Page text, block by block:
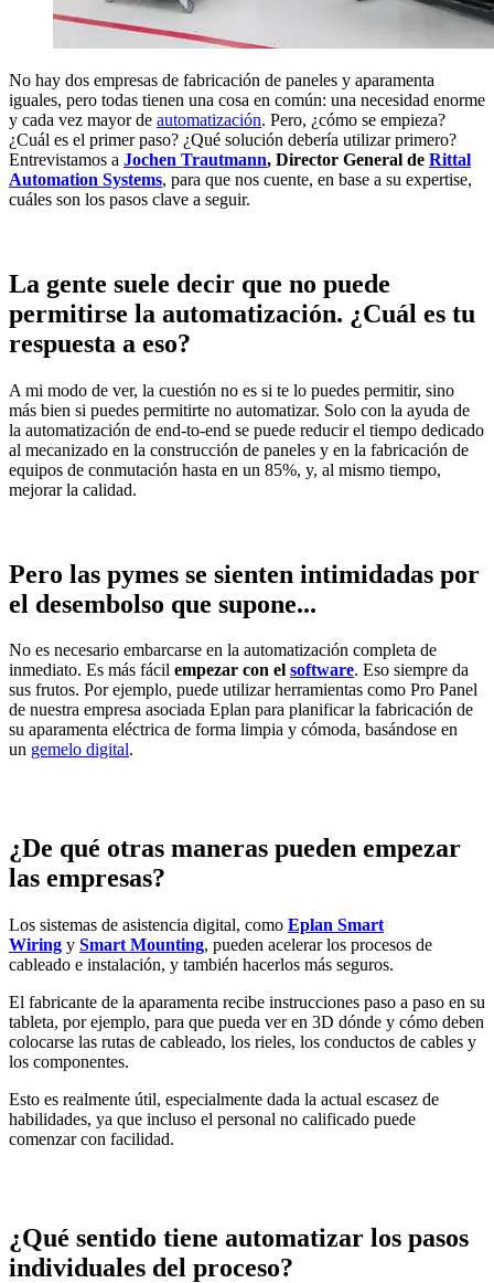
No hay dos empresas de fabricación de paneles y aparamenta
iguales, pero todas tienen una cosa en común: una necesidad enorme
y cada vez mayor de automatización. Pero, ¿cómo se empieza?
¿Cuál es el primer paso? ¿Qué solución debería utilizar primero?
Entrevistamos a Jochen Trautmann, Director General de Rittal
Automation Systems, para que nos cuente, en base a su expertise,
cuáles son los pasos clave a seguir.
La gente suele decir que no puede
permitirse la automatización. ¿Cuál es tu
respuesta a eso?
A mi modo de ver, la cuestión no es si te lo puedes permitir, sino
más bien si puedes permitirte no automatizar. Solo con la ayuda de
la automatización de end-to-end se puede reducir el tiempo dedicado
al mecanizado en la construcción de paneles y en la fabricación de
equipos de conmutación hasta en un 85%, y, al mismo tiempo,
mejorar la calidad.
Pero las pymes se sienten intimidadas por
el desembolso que supone...
No es necesario embarcarse en la automatización completa de
inmediato. Es más fácil empezar con el software. Eso siempre da
sus frutos. Por ejemplo, puede utilizar herramientas como Pro Panel
de nuestra empresa asociada Eplan para planificar la fabricación de
su aparamenta eléctrica de forma limpia y cómoda, basándose en
un gemelo digital.
¿De qué otras maneras pueden empezar
las empresas?
Los sistemas de asistencia digital, como Eplan Smart
Wiring y Smart Mounting, pueden acelerar los procesos de
cableado e instalación, y también hacerlos más seguros.
El fabricante de la aparamenta recibe instrucciones paso a paso en su
tableta, por ejemplo, para que pueda ver en 3D dónde y cómo deben
colocarse las rutas de cableado, los rieles, los conductos de cables y
los componentes.
Esto es realmente útil, especialmente dada la actual escasez de
habilidades, ya que incluso el personal no calificado puede
comenzar con facilidad.
¿Qué sentido tiene automatizar los pasos
individuales del proceso?